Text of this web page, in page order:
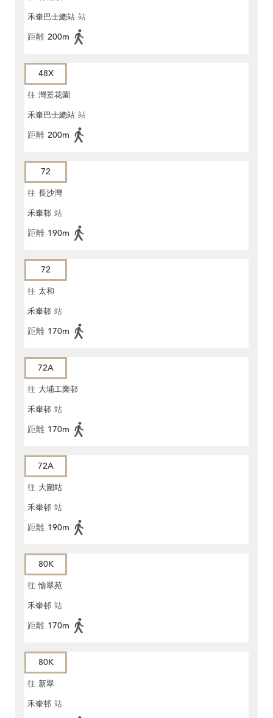
禾輋巴士總站 站
距離 200m
48X
往 灣景花園
禾輋巴士總站 站
距離 200m
72
往 長沙灣
禾輋邨 站
距離 190m
72
往 太和
禾輋邨 站
距離 170m
72A
往 大埔工業邨
禾輋邨 站
距離 170m
72A
往 大圍站
禾輋邨 站
距離 190m
80K
往 愉翠苑
禾輋邨 站
距離 170m
80K
往 新翠
禾輋邨 站